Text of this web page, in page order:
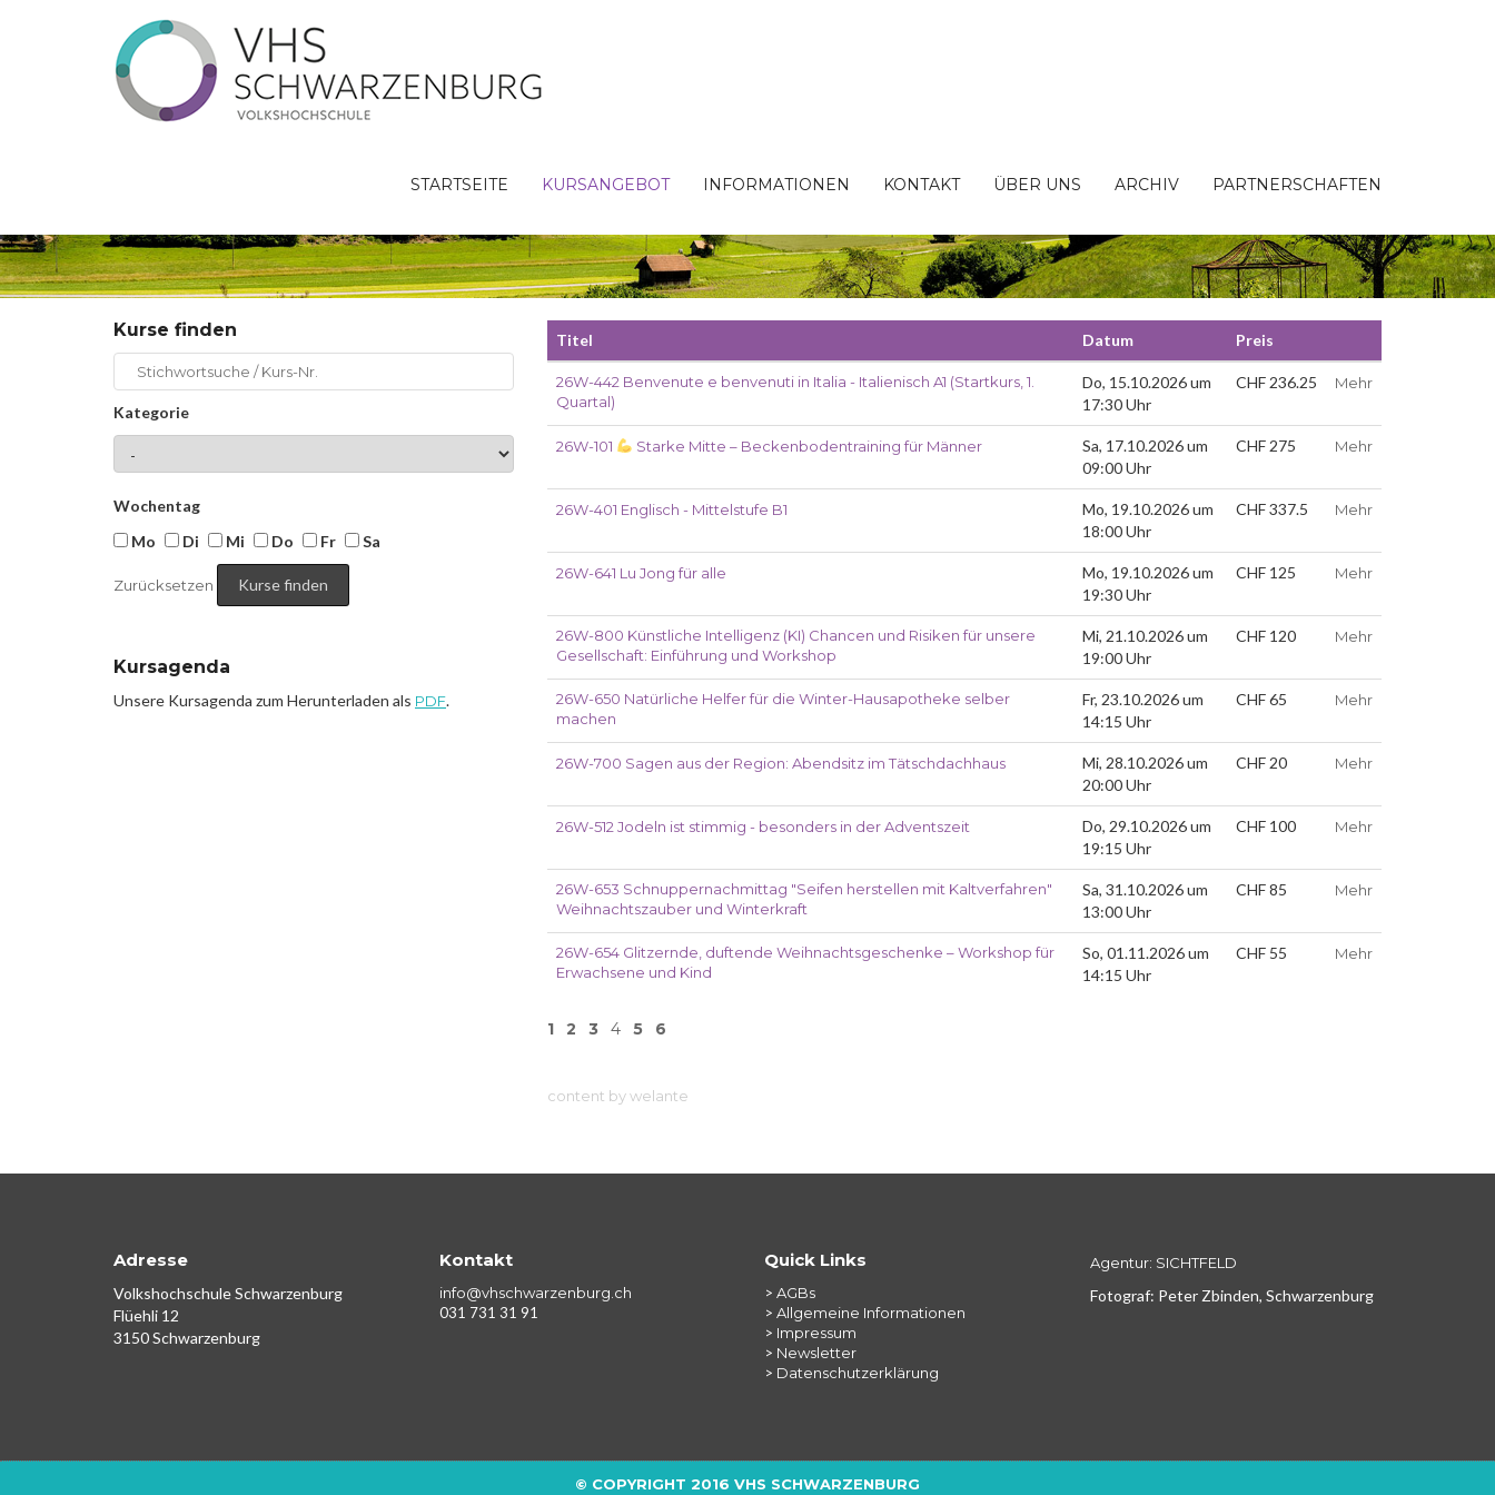
STARTSEITE KURSANGEBOT INFORMATIONEN KONTAKT ÜBER UNS ARCHIV PARTNERSCHAFTEN
Kurse finden
Kategorie
Wochentag
Mo
Di Mi Do Fr Sa
Zurücksetzen
Kursagenda
Unsere Kursagenda zum Herunterladen als PDF.
Titel Datum Preis
26W-442 Benvenute e benvenuti in Italia - Italienisch A1 (Startkurs, 1.
Quartal)
Do, 15.10.2026 um
17:30 Uhr
CHF 236.25 Mehr
26W-101 Starke Mitte – Beckenbodentraining für Männer
Sa, 17.10.2026 um
09:00 Uhr
CHF 275 Mehr
26W-401 Englisch - Mittelstufe B1
Mo, 19.10.2026 um
18:00 Uhr
CHF 337.5 Mehr
26W-641 Lu Jong für alle
Mo, 19.10.2026 um
19:30 Uhr
CHF 125 Mehr
26W-800 Künstliche Intelligenz (KI) Chancen und Risiken für unsere
Gesellschaft: Einführung und Workshop
Mi, 21.10.2026 um
19:00 Uhr
CHF 120 Mehr
26W-650 Natürliche Helfer für die Winter-Hausapotheke selber
machen
Fr, 23.10.2026 um
14:15 Uhr
CHF 65 Mehr
26W-700 Sagen aus der Region: Abendsitz im Tätschdachhaus
Mi, 28.10.2026 um
20:00 Uhr
CHF 20 Mehr
26W-512 Jodeln ist stimmig - besonders in der Adventszeit
Do, 29.10.2026 um
19:15 Uhr
CHF 100 Mehr
26W-653 Schnuppernachmittag "Seifen herstellen mit Kaltverfahren"
Weihnachtszauber und Winterkraft
Sa, 31.10.2026 um
13:00 Uhr
CHF 85 Mehr
26W-654 Glitzernde, duftende Weihnachtsgeschenke – Workshop für
Erwachsene und Kind
So, 01.11.2026 um
14:15 Uhr
CHF 55 Mehr
1 2 3 4 5 6
content by welante
Adresse
Volkshochschule Schwarzenburg
Flüehli 12
3150 Schwarzenburg
Kontakt
info@vhschwarzenburg.ch
031 731 31 91
Quick Links
> AGBs
> Allgemeine Informationen
> Impressum
> Newsletter
> Datenschutzerklärung
Agentur: SICHTFELD
Fotograf: Peter Zbinden, Schwarzenburg
© COPYRIGHT 2016 VHS SCHWARZENBURG